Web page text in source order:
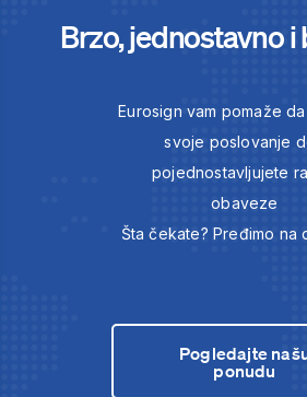
Brzo, jednostavno
Eurosign vam pomaže
svoje poslovanje
pojednostavljujete
obaveze
Šta čekate? Pređimo na
Pogledajte
ponudu